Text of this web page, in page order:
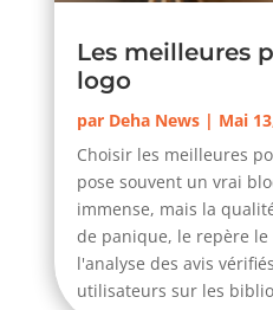
Les meilleures
logo
par Deha News| Mai
Choisir les meilleures
pose souvent un vrai
immense, mais la
de panique, le repère
l'analyse des avis
utilisateurs sur les